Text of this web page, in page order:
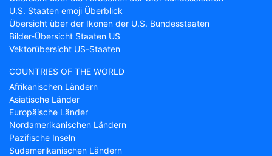
U.S. Staaten emoji Überblick
Übersicht über der Ikonen der U.S. Bundesstaaten
Bilder-Übersicht Staaten US
Vektorübersicht US-Staaten
COUNTRIES OF THE WORLD
Afrikanischen Ländern
Asiatische Länder
Europäische Länder
Nordamerikanischen Ländern
Pazifische Inseln
Südamerikanischen Ländern